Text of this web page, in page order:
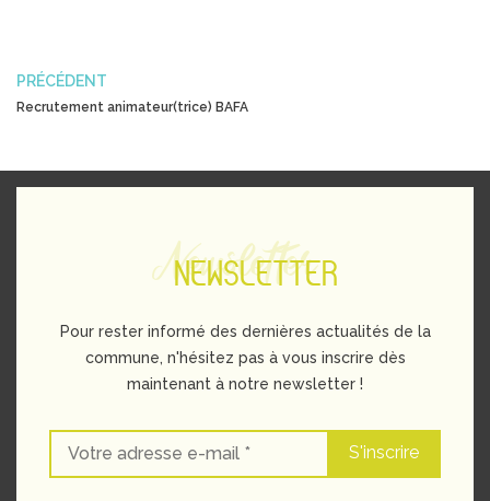
PRÉCÉDENT
Recrutement animateur(trice) BAFA
Newsletter
NEWSLETTER
Pour rester informé des dernières actualités de la
commune, n'hésitez pas à vous inscrire dès
maintenant à notre newsletter !